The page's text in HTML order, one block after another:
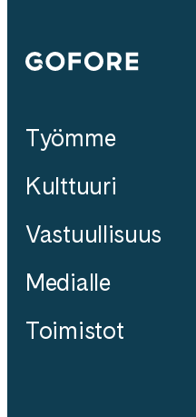
Gofore
Työmme
Kulttuuri
Vastuullisuus
Medialle
Toimistot